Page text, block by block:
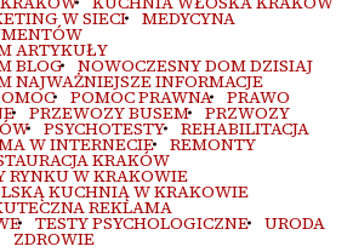
W SIECI MEDYCYNA
ARTYKUŁY
BLOG NOWOCZESNY DOM DZISIAJ
NAJWAŻNIEJSZE INFORMACJE
POMOC PRAWNA PRAWO
PRZEWOZY BUSEM PRZWOZY
PSYCHOTESTY REHABILITACJA
W INTERNECIE REMONTY
KRAKÓW
RYNKU W KRAKOWIE
KUCHNIĄ W KRAKOWIE
REKLAMA
TESTY PSYCHOLOGICZNE URODA
ZDROWIE